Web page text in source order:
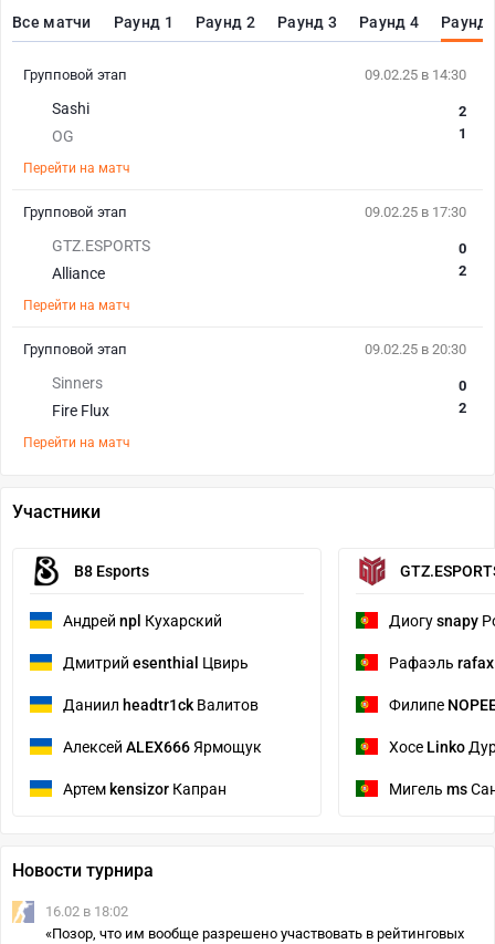
Все матчи Раунд 1 Раунд 2 Раунд 3 Раунд 4 Раунд
09.02.25 в 14:30
Sashi
OG
2
1
Перейти на матч
Групповой этап
09.02.25 в 17:30
GTZ.ESPORTS
Alliance
0
2
Перейти на матч
Групповой этап
09.02.25 в 20:30
Sinners
Fire Flux
0
2
Перейти на матч
Групповой этап
Участники
B8 Esports
Андрей npl Кухарский
Дмитрий esenthial Цвирь
Даниил headtr1ck Валитов
Алексей ALEX666 Ярмощук
Артем kensizor Капран
Диогуsnapy
Рафаэль
Филипе
Хосе Linko
Мигель ms
Новости турнира
16.02 в 18:02
«Позор, что им вообще разрешено участвовать в рейтинговых